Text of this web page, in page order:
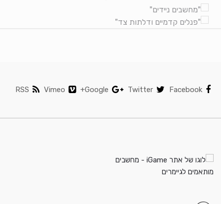
Facebook
Twitter
Google+
Vimeo
RSS